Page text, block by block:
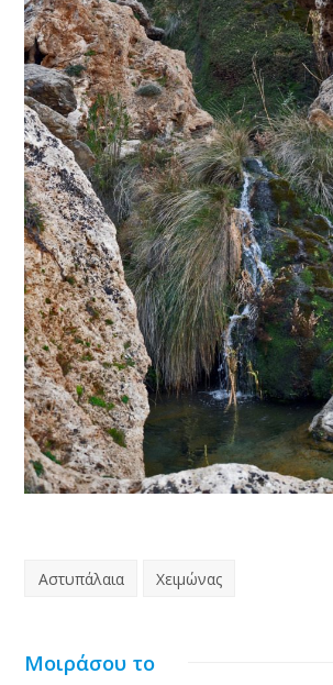
Αστυπάλαια Χειμώνας
Μοιράσου το